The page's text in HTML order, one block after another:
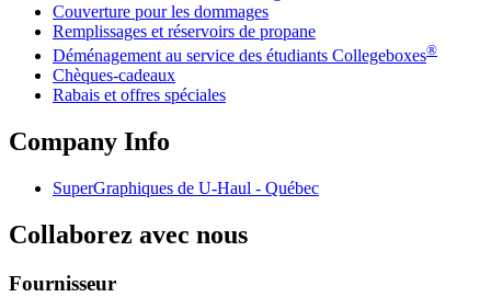
Couverture pour les dommages
Remplissages et réservoirs de propane
Déménagement au service des étudiants Collegeboxes®
Chèques-cadeaux
Rabais et offres spéciales
Company Info
SuperGraphiques de U-Haul - Québec
Collaborez avec nous
Fournisseur